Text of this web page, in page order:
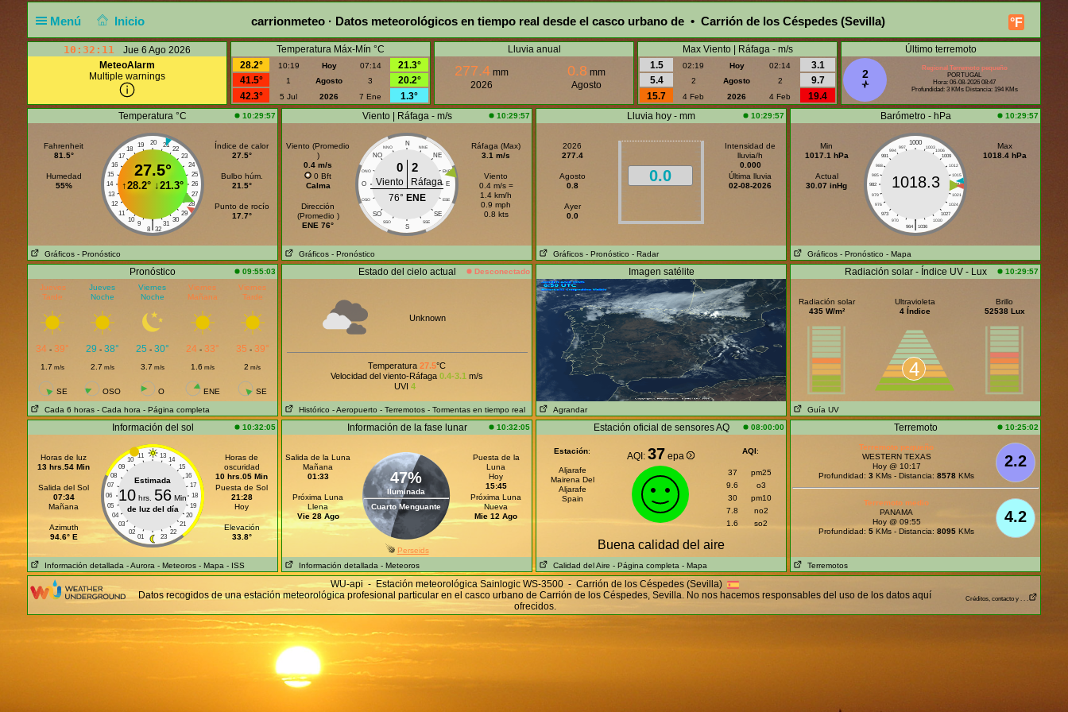
Menú Inicio °F
carrionmeteo · Datos meteorológicos en tiempo real desde el casco urbano de • Carrión de los Céspedes (Sevilla)
10:32:12
Jue 6 Ago 2026
MeteoAlarm
Multiple warnings
Temperatura Máx-Mín °C
28.2°
10:19 Hoy 07:14
21.3°
41.5°
1 Agosto 3
20.2°
42.3°
5 Jul 2026 7 Ene 1.3°
Lluvia anual
277.4 mm
2026
0.8 mm
Agosto
Max Viento | Ráfaga - m/s
1.5
02:19 Hoy 02:14
3.1
5.4
2 Agosto 2
9.7
15.7
4 Feb 2026 4 Feb 19.4
Último terremoto
2
Regional Terremoto pequeño
PORTUGAL
Hora: 06-08-2026 08:47
Profundidad: 3 KMs Distancia: 194 KMs
Temperatura °C 10:29:57
Fahrenheit
81.5°
Humedad
55%
20
19 21
18
22
17
23
16
24
15
25
14
26
13
27
12
28
11
29
10
30
9 31
|
8 32
27.5°
↑28.2° ↓21.3°
Índice de calor
27.5°
Bulbo húm.
21.5°
Punto de rocío
17.7°
Gráficos - Pronóstico
Viento | Ráfaga - m/s 10:29:57
Viento (Promedio
)
0.4 m/s
0 Bft
Calma
Dirección
(Promedio )
ENE 76°
N
NNO NNE
NO NE
ONO ENE
O E
OSO ESE
SO SE
SSO SSE
S
0 2
Viento
Ráfaga
76° ENE
Ráfaga (Max)
3.1 m/s
Viento
0.4 m/s =
1.4 km/h
0.9 mph
0.8 kts
Gráficos - Pronóstico
Lluvia hoy - mm 10:29:57
2026
277.4
Agosto
0.8
Ayer
0.0
0.0
Intensidad de
lluvia/h
0.000
Última lluvia
02-08-2026
Gráficos - Pronóstico - Radar
Barómetro - hPa 10:29:57
Min
1017.1 hPa
Actual
30.07 inHg
1000
997 1003
994
1006
991
1009
988
1012
985
1015
982
1018
979
1021
976
1024
973
1027
970
1030
|
964 1036
1018.3
Max
1018.4 hPa
Gráficos - Pronóstico - Mapa
Pronóstico
09:55:03
Jueves
Tarde
Jueves
Noche
Viernes
Noche
Viernes
Mañana
Viernes
Tarde
34 - 39° 29 - 38° 25 - 30° 24 - 33° 35 - 39°
1.7 m/s 2.7 m/s 3.7 m/s 1.6 m/s 2 m/s
SE OSO O ENE SE
Cada 6 horas - Cada hora - Página completa
Estado del cielo actual Desconectado
Unknown
Temperatura 27.5°C
Velocidad del viento-Ráfaga 0.4-3.1 m/s
UVI 4
Histórico - Aeropuerto - Terremotos - Tormentas en tiempo real
Imagen satélite
Agrandar
Radiación solar - Índice UV - Lux 10:29:57
Radiación solar
435 W/m²
Ultravioleta
4 Índice
4
Brillo
52538 Lux
Guía UV
Información del sol 10:32:05
Horas de luz
13 hrs.54 Min
Salida del Sol
07:34
Mañana
Azimuth
94.6° E
11 13
10
14
09
15
08
16
07
17
06
18
05
19
04
20
03
21
02
22
01 23
Estimada
10 hrs. 56 Min
de luz del día
Horas de
oscuridad
10 hrs.05 Min
Puesta de Sol
21:28
Hoy
Elevación
33.8°
Información detallada - Aurora - Meteoros - Mapa - ISS
Información de la fase lunar 10:32:05
Salida de la Luna
Mañana
01:33
Próxima Luna
Llena
Vie 28 Ago
47%
Iluminada
Cuarto Menguante
Puesta de la
Luna
Hoy
15:45
Próxima Luna
Nueva
Mie 12 Ago
Perseids
Información detallada - Meteoros
Estación oficial de sensores AQ 08:00:00
Estación:
Aljarafe
Mairena Del
Aljarafe
Spain
AQI: 37 epa AQI:
37
pm25
9.6
o3
30
pm10
7.8
no2
1.6
so2
Buena calidad del aire
Calidad del Aire - Página completa - Mapa
Terremoto 10:25:02
2.2
Terremoto pequeño
WESTERN TEXAS
Hoy @ 10:17
Profundidad: 3 KMs - Distancia: 8578 KMs
4.2
Terremoto medio
PANAMA
Hoy @ 09:55
Profundidad: 5 KMs - Distancia: 8095 KMs
Terremotos
WU-api - Estación meteorológica Sainlogic WS-3500 - Carrión de los Céspedes (Sevilla)
Datos recogidos de una estación meteorológica profesional particular en el casco urbano de Carrión de los Céspedes, Sevilla. No nos hacemos responsables del uso de los datos aquí
ofrecidos.
Créditos, contacto y . . .